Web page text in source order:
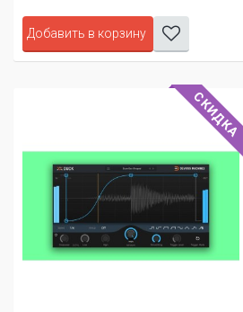
Добавить в корзину
СКИДКА